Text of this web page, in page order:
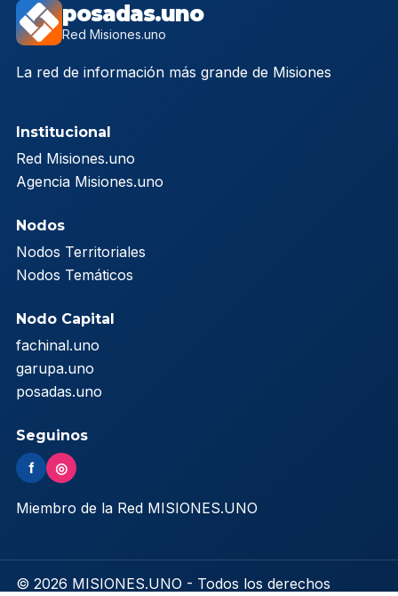
posadas.uno
Red Misiones.uno
La red de información más grande de Misiones
Institucional
Red Misiones.uno
Agencia Misiones.uno
Nodos
Nodos Territoriales
Nodos Temáticos
Nodo Capital
fachinal.uno
garupa.uno
posadas.uno
Seguinos
f ◎
Miembro de la Red MISIONES.UNO
© 2026 MISIONES.UNO - Todos los derechos